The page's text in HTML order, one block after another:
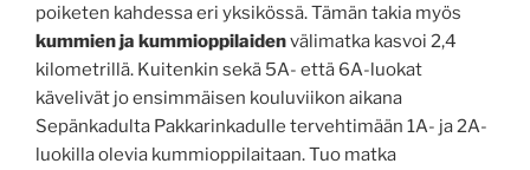
poiketen kahdessa eri yksikössä. Tämän takia myös
kummien ja kummioppilaidenvälimatka kasvoi 2,4
kilometrillä. Kuitenkin sekä 5A- että 6A-luokat
kävelivät jo ensimmäisen kouluviikon aikana
Sepänkadulta Pakkarinkadulle tervehtimään 1A- ja 2A-
luokilla olevia kummioppilaitaan. Tuo matka